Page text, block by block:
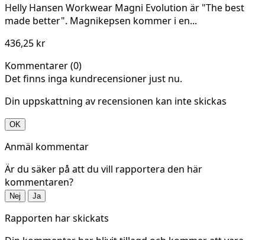
Helly Hansen Workwear Magni Evolution är "The best
made better". Magnikepsen kommer i en...
436,25 kr
Kommentarer (0)
Det finns inga kundrecensioner just nu.
Din uppskattning av recensionen kan inte skickas
OK
Anmäl kommentar
Är du säker på att du vill rapportera den här
kommentaren?
Nej Ja
Rapporten har skickats